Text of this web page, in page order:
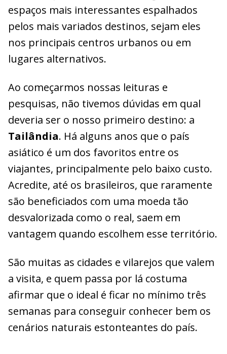
espaços mais interessantes espalhados
pelos mais variados destinos, sejam eles
nos principais centros urbanos ou em
lugares alternativos.
Ao começarmos nossas leituras e
pesquisas, não tivemos dúvidas em qual
deveria ser o nosso primeiro destino: a
Tailândia. Há alguns anos que o país
asiático é um dos favoritos entre os
viajantes, principalmente pelo baixo custo.
Acredite, até os brasileiros, que raramente
são beneficiados com uma moeda tão
desvalorizada como o real, saem em
vantagem quando escolhem esse território.
São muitas as cidades e vilarejos que valem
a visita, e quem passa por lá costuma
afirmar que o ideal é ficar no mínimo três
semanas para conseguir conhecer bem os
cenários naturais estonteantes do país.